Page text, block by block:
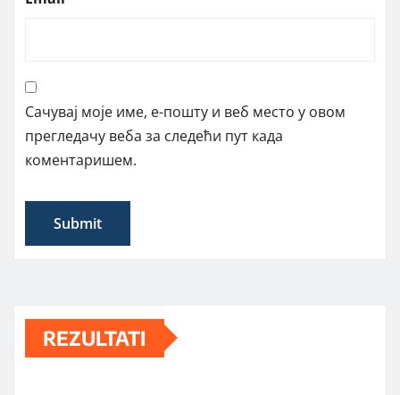
Сачувај моје име, е-пошту и веб место у овом
прегледачу веба за следећи пут када
коментаришем.
REZULTATI